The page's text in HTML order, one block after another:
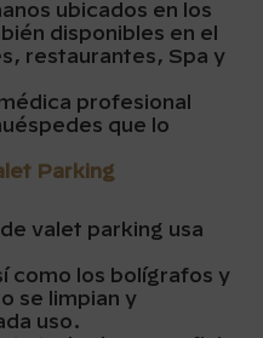
ubicados en los
disponibles en el
restaurantes, Spa y
profesional
que lo
Parking
valet parking usa
como los bolígrafos y
se limpian y
uso.